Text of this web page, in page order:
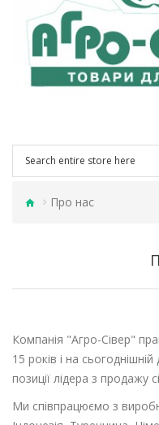
Про нас
Компанія "Агро-Сівер"
15 років і на
позиції лідера з продажу
Ми співпрацюємо з